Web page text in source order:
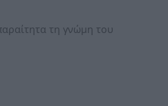
τη γνώμη του